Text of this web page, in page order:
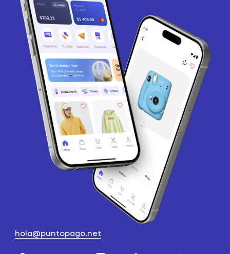
hola@puntopago.net